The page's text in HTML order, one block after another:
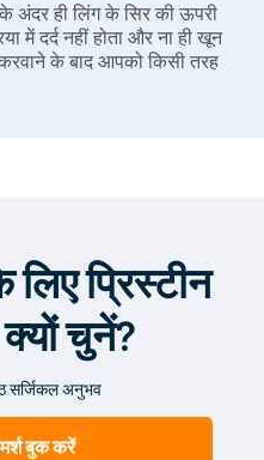
अंदर ही लिंग के सिर की ऊपरी
में दर्द नहीं होता और ना ही खून
के बाद आपको किसी तरह
साथ इस खतना
प्रिस्टीन
चुनें?
सर्जिकल अनुभव
बुक करें